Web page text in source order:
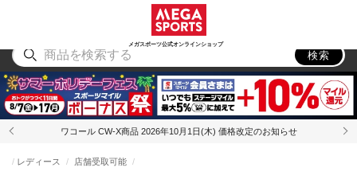
メガスポーツ公式オンラインショップ
アウトドア
検索
ワコール CW-X商品 2026年10月1日(木) 価格改定のお知らせ
レディース 店舗受取可能